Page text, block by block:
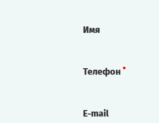
Имя
Телефон
E-mail